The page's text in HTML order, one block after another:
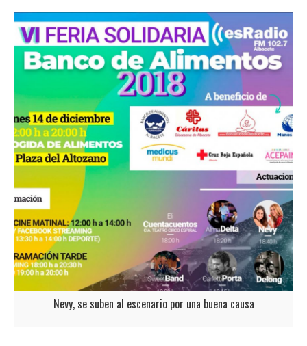
que nos sorprendió a todos por su voz y sus tablas sobre el escenario, y
que actuó recientemente con un 'Sold Out' en la sala Búho Real de
Madrid, será la artista invitada a abrir el concierto que el dúo NEVY
dará…
Nevy, se suben al escenario por una buena causa